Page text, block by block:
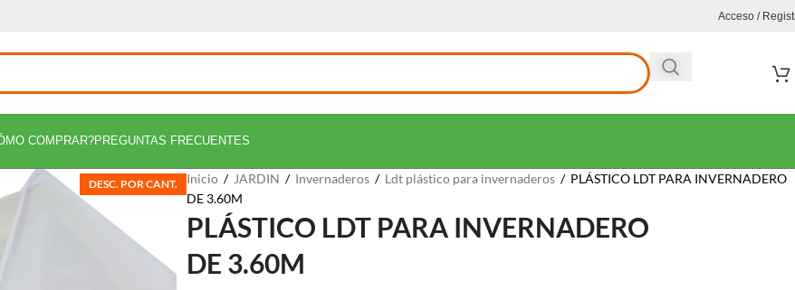
Acceso /
COMPRAR?PREGUNTAS FRECUENTES
DESC. POR CANT. Inicio / JARDIN / Invernaderos / Ldt plástico para invernaderos / PLÁSTICO LDT PARA INVERNADERO
DE 3.60M
PLÁSTICO LDT PARA INVERNADERO
DE 3.60M